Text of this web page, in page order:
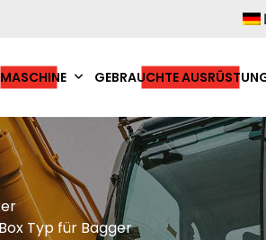
GEBRAUCHTE
Typ für Bagger